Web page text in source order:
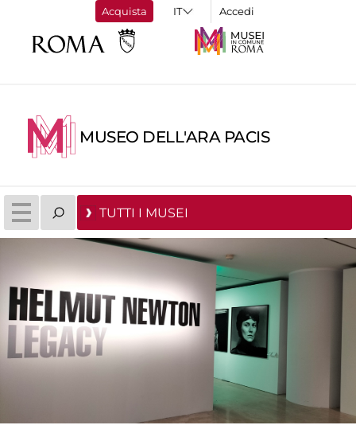
Acquista Accedi
MUSEO DELL'ARA PACIS
TUTTI I MUSEI